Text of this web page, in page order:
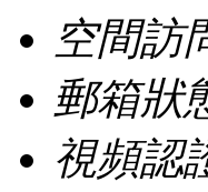
空間訪
郵箱狀
視頻認